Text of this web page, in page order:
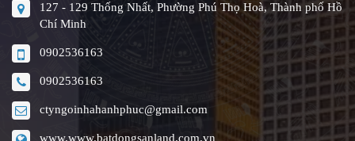
127 - 129 Thống Nhất, Phường Phú Thọ Hoà, Thành phố Hồ
Chí Minh
0902536163
0902536163
ctyngoinhahanhphuc@gmail.com
www.www.batdongsanland.com.vn